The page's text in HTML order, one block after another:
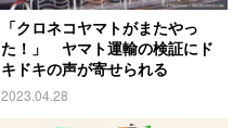
「クロネコヤマトがまたやっ
た！」 ヤマト運輸の検証にド
キドキの声が寄せられる
2023.04.28